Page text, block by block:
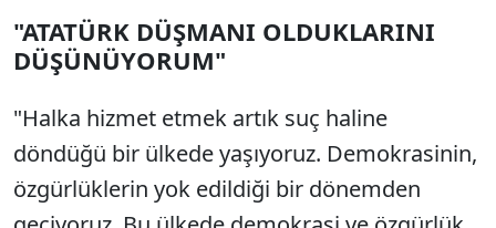
"ATATÜRK DÜŞMANI OLDUKLARINI
DÜŞÜNÜYORUM"
"Halka hizmet etmek artık suç haline
döndüğü bir ülkede yaşıyoruz. Demokrasinin,
özgürlüklerin yok edildiği bir dönemden